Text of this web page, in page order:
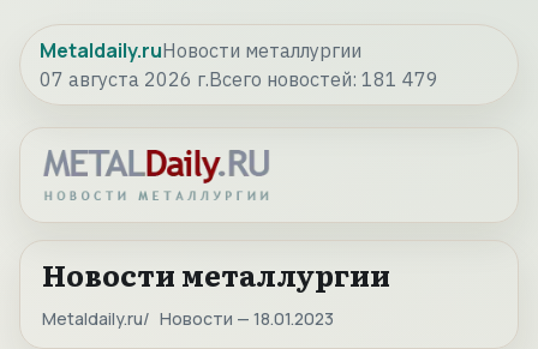
Metaldaily.ruНовости металлургии
07 августа 2026 г.Всего новостей: 181 479
Новости металлургии
Metaldaily.ru Новости — 18.01.2023